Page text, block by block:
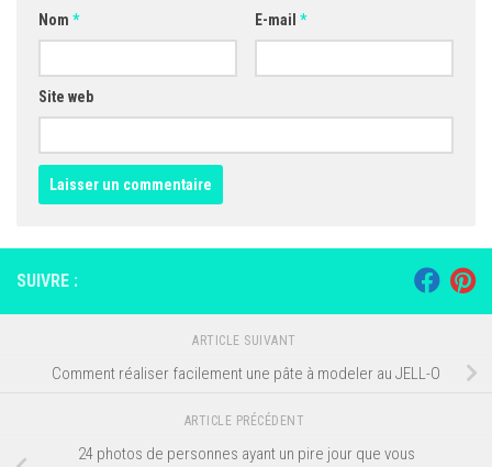
Nom * E-mail *
Site web
SUIVRE :
ARTICLE SUIVANT
Comment réaliser facilement une pâte à modeler au JELL-O
ARTICLE PRÉCÉDENT
24 photos de personnes ayant un pire jour que vous